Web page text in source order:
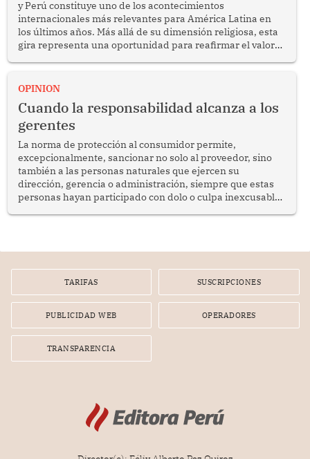
y Perú constituye uno de los acontecimientos
internacionales más relevantes para América Latina en
los últimos años. Más allá de su dimensión religiosa, esta
gira representa una oportunidad para reafirmar el valor
enfrenta desafíos en materia de desarrollo, cohesión
OPINION
Cuando la responsabilidad alcanza a los
gerentes
La norma de protección al consumidor permite,
excepcionalmente, sancionar no solo al proveedor, sino
también a las personas naturales que ejercen su
dirección, gerencia o administración, siempre que estas
personas hayan participado con dolo o culpa inexcusable
por la frustrada realización de un meet and greet con
TARIFAS SUSCRIPCIONES
PUBLICIDAD WEB OPERADORES
TRANSPARENCIA